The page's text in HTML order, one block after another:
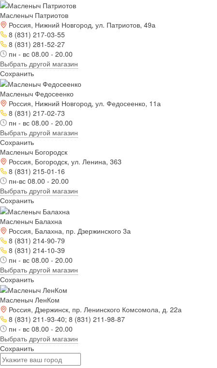
Масленыч Патриотов
Россия, Нижний Новгород, ул. Патриотов, 49а
8 (831) 217-03-55
8 (831) 281-52-27
пн - вс 08.00 - 20.00
Выбрать другой магазин
Сохранить
Масленыч Федосеенко
Россия, Нижний Новгород, ул. Федосеенко, 11а
8 (831) 217-02-73
пн - вс 08.00 - 20.00
Выбрать другой магазин
Сохранить
Масленыч Богородск
Россия, Богородск, ул. Ленина, 363
8 (831) 215-01-16
пн-вс 08.00 - 20.00
Выбрать другой магазин
Сохранить
Масленыч Балахна
Россия, Балахна, пр. Дзержинского 3а
8 (831) 214-90-79
8 (831) 214-10-39
пн - вс 08.00 - 20.00
Выбрать другой магазин
Сохранить
Масленыч ЛенКом
Россия, Дзержинск, пр. Ленинского Комсомола, д. 22а
8 (831) 211-93-40; 8 (831) 211-98-87
пн - вс 08.00 - 20.00
Выбрать другой магазин
Сохранить